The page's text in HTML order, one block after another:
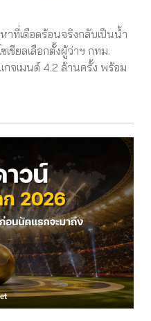
ที่เดือดร้อนจริงกลับเป็นน้ำ
เชียลเลือกตั้งผู้ว่าฯ กทม.
กจเมนต์ 4.2 ล้านครั้ง พร้อม